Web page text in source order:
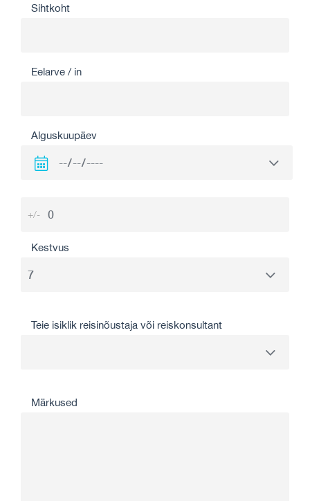
Sihtkoht
Eelarve / in
Alguskuupäev
+/-
Kestvus
Teie isiklik reisinõustaja või reiskonsultant
Märkused